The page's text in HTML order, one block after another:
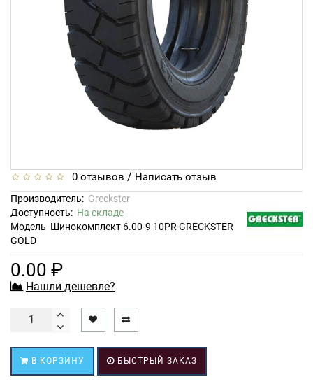
0 отзывов / Написать отзыв
Производитель: Greckster
Доступность: На складе
Модель Шинокомплект 6.00-9 10PR GRECKSTER
GOLD
0.00 ₽
Нашли дешевле?
В КОРЗИНУ БЫСТРЫЙ ЗАКАЗ